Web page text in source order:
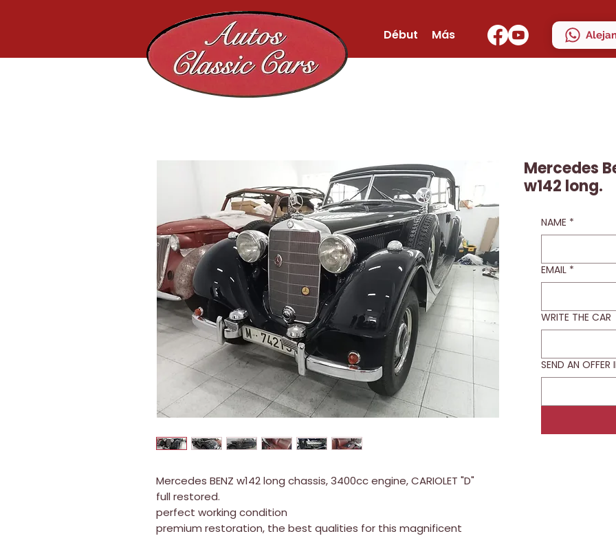
Début Más
Mercedes BENZ w142 long chassis, 3400cc engine, CARIOLET "D"
full restored.
perfect working condition
premium restoration, the best qualities for this magnificent
Mercedes
w142 long.
NAME *
EMAIL *
WRITE THE CAR
SEND AN